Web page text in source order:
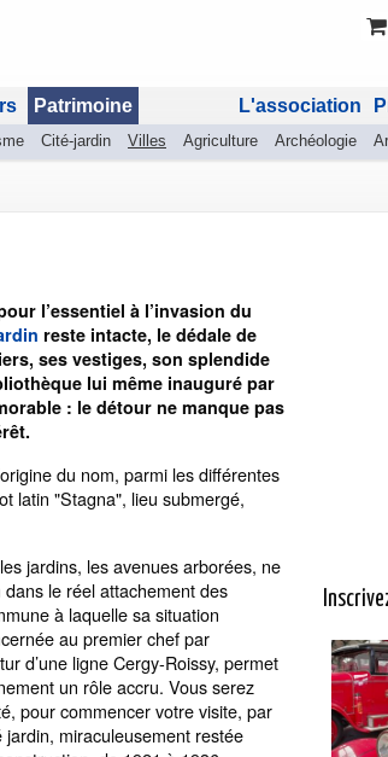
Patrimoine
Cité-jardin Villes Agriculture Archéologie
L'association
l’essentiel à l’invasion du
reste intacte, le dédale de
ses vestiges, son splendide
lui même inauguré par
: le détour ne manque pas
du nom, parmi les différentes
latin "Stagna", lieu submergé,
jardins, les avenues arborées, ne
le réel attachement des
à laquelle sa situation
au premier chef par
d’une ligne Cergy-Roissy, permet
un rôle accru. Vous serez
pour commencer votre visite, par
miraculeusement restée